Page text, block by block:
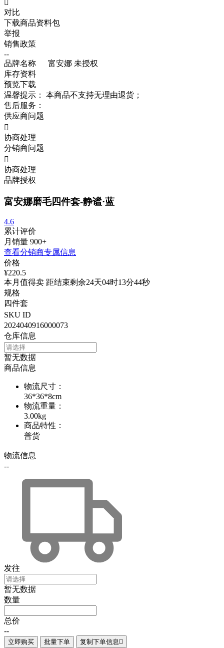
对比
下载商品资料包
举报
销售政策
--
品牌名称
富安娜 未授权
库存资料
预览下载
温馨提示：
本商品不支持无理由退货；
售后服务：
供应商问题

协商处理
分销商问题

协商处理
品牌授权
富安娜磨毛四件套-静谧·蓝
4.6
累计评价
月销量 900+
查看分销商专属信息
价格
¥220.5
本月值得卖 距结束剩余24天04时13分44秒
规格
四件套
SKU ID
2024040916000073
仓库信息
暂无数据
商品信息
物流尺寸 ：
36*36*8cm
物流重量 ：
3.00kg
商品特性 ：
普货
物流信息
--
发往
暂无数据
数量
总价
--
立即购买 批量下单 复制下单信息 